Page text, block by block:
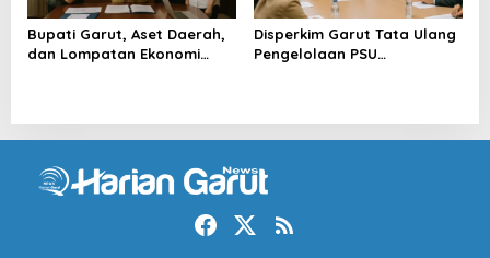
Bupati Garut, Aset Daerah,
dan Lompatan Ekonomi
Disperkim Garut Tata Ulang
Pengelolaan PSU